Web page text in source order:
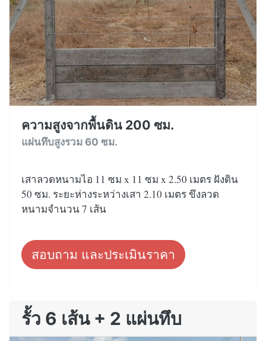
ความสูงจากพื้นดิน 200 ซม.
แผ่นทึบสูงรวม 60 ซม.
เสาลวดหนามไอ 11 ซม x 11 ซม x 2.50 เมตร ฝังดิน
50 ซม. ระยะห่างระหว่างเสา 2.10 เมตร ขึงลวด
หนามจำนวน 7 เส้น
สอบถาม และประเมินราคา
รั้ว 6 เส้น + 2 แผ่นทึบ